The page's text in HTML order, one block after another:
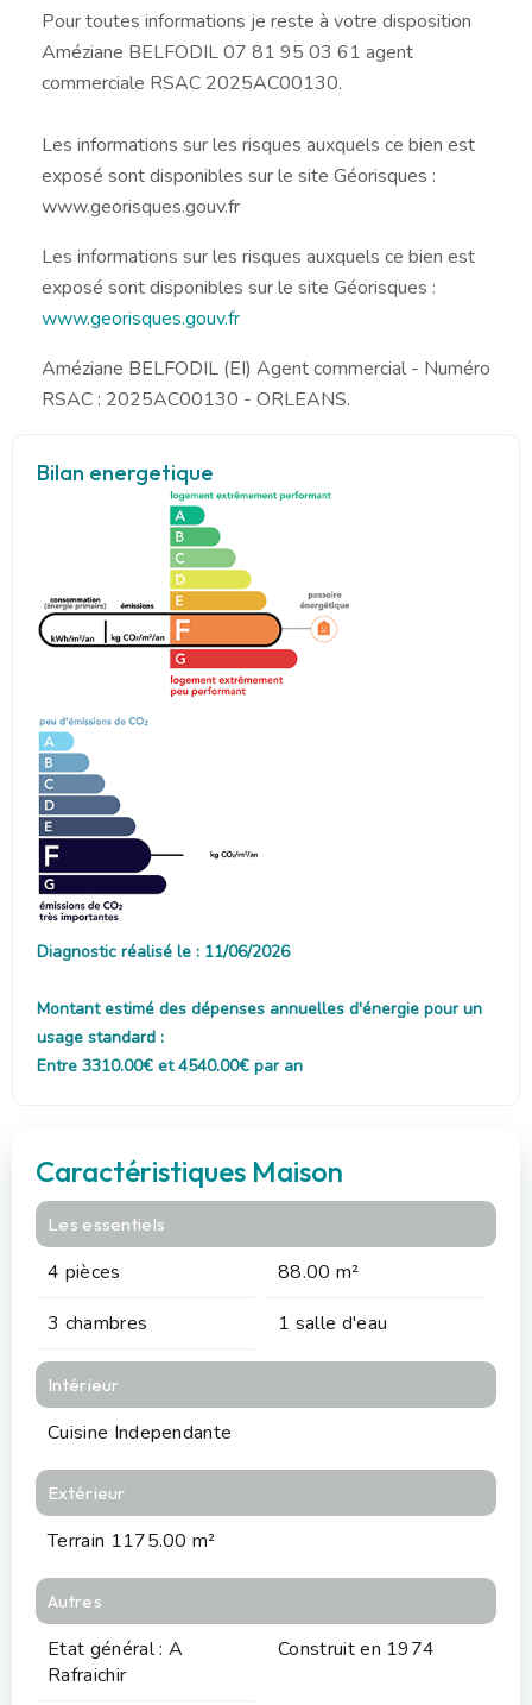
Pour toutes informations je reste à votre disposition
Améziane BELFODIL 07 81 95 03 61 agent
commerciale RSAC 2025AC00130.
Les informations sur les risques auxquels ce bien est
exposé sont disponibles sur le site Géorisques :
www.georisques.gouv.fr
Les informations sur les risques auxquels ce bien est
exposé sont disponibles sur le site Géorisques :
www.georisques.gouv.fr
Améziane BELFODIL (EI) Agent commercial - Numéro
RSAC : 2025AC00130 - ORLEANS.
Bilan energetique
Diagnostic réalisé le : 11/06/2026
Montant estimé des dépenses annuelles d'énergie pour un
usage standard :
Entre 3310.00€ et 4540.00€ par an
Caractéristiques Maison
Les essentiels
4 pièces
88.00 m²
3 chambres
1 salle d'eau
Intérieur
Cuisine Independante
Extérieur
Terrain 1175.00 m²
Autres
Etat général : A
Rafraichir
Construit en 1974